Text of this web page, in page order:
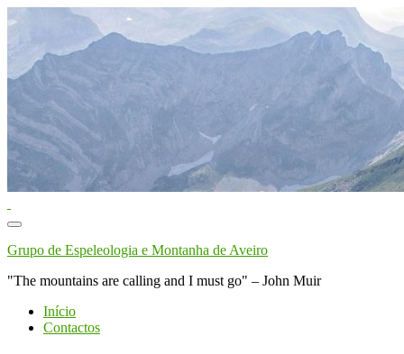
Toggle
navigation
Grupo de Espeleologia e Montanha de Aveiro
"The mountains are calling and I must go" – John Muir
Início
Contactos